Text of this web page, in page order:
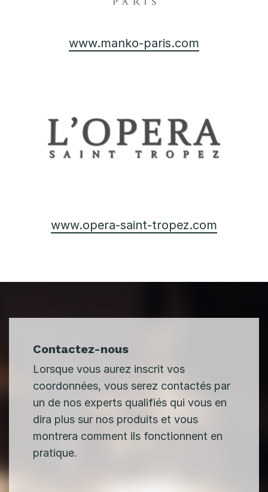
www.manko-paris.com
www.opera-saint-tropez.com
Contactez-nous
Lorsque vous aurez inscrit vos
coordonnées, vous serez contactés par
un de nos experts qualifiés qui vous en
dira plus sur nos produits et vous
montrera comment ils fonctionnent en
pratique.